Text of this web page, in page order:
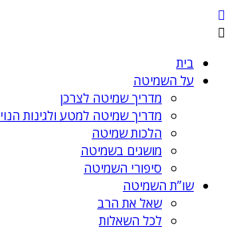
בית
על השמיטה
מדריך שמיטה לצרכן
מדריך שמיטה למטע ולגינות הנוי
הלכות שמיטה
מושגים בשמיטה
סיפורי השמיטה
שו”ת השמיטה
שאל את הרב
לכל השאלות